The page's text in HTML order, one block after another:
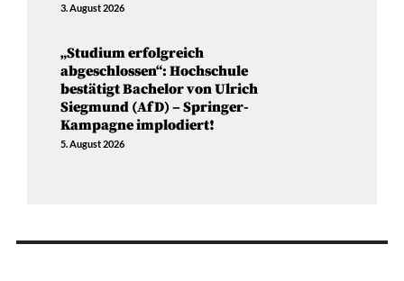
3. August 2026
„Studium erfolgreich
abgeschlossen“: Hochschule
bestätigt Bachelor von Ulrich
Siegmund (AfD) – Springer-
Kampagne implodiert!
5. August 2026